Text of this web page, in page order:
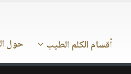
أقسام الكلم الطيب حول